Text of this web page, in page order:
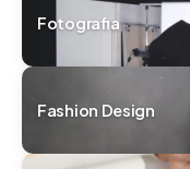
Fotografia
Fashion Design